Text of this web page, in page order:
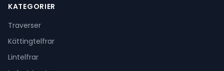
KATEGORIER
Traverser
Kättingtelfrar
Lintelfrar